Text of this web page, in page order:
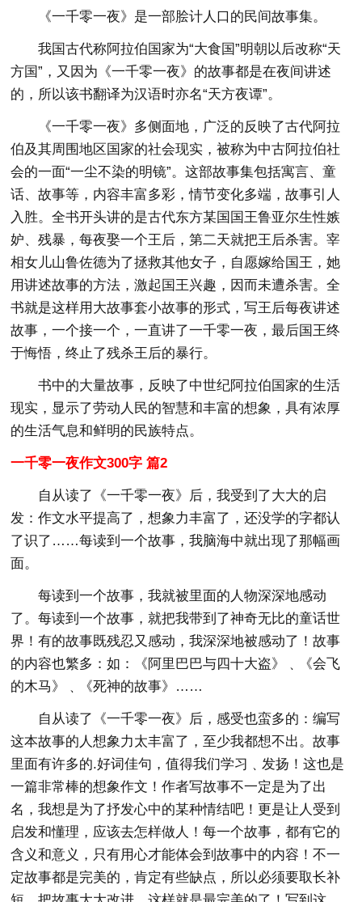
《一千零一夜》是一部脍计人口的民间故事集。
我国古代称阿拉伯国家为“大食国”明朝以后改称“天
方国”，又因为《一千零一夜》的故事都是在夜间讲述
的，所以该书翻译为汉语时亦名“天方夜谭”。
《一千零一夜》多侧面地，广泛的反映了古代阿拉
伯及其周围地区国家的社会现实，被称为中古阿拉伯社
会的一面“一尘不染的明镜”。这部故事集包括寓言、童
话、故事等，内容丰富多彩，情节变化多端，故事引人
入胜。全书开头讲的是古代东方某国国王鲁亚尔生性嫉
妒、残暴，每夜娶一个王后，第二天就把王后杀害。宰
相女儿山鲁佐德为了拯救其他女子，自愿嫁给国王，她
用讲述故事的方法，激起国王兴趣，因而未遭杀害。全
书就是这样用大故事套小故事的形式，写王后每夜讲述
故事，一个接一个，一直讲了一千零一夜，最后国王终
于悔悟，终止了残杀王后的暴行。
书中的大量故事，反映了中世纪阿拉伯国家的生活
现实，显示了劳动人民的智慧和丰富的想象，具有浓厚
的生活气息和鲜明的民族特点。
一千零一夜作文300字 篇2
自从读了《一千零一夜》后，我受到了大大的启
发：作文水平提高了，想象力丰富了，还没学的字都认
了识了……每读到一个故事，我脑海中就出现了那幅画
面。
每读到一个故事，我就被里面的人物深深地感动
了。每读到一个故事，就把我带到了神奇无比的童话世
界！有的故事既残忍又感动，我深深地被感动了！故事
的内容也繁多：如：《阿里巴巴与四十大盗》﹑《会飞
的木马》﹑《死神的故事》……
自从读了《一千零一夜》后，感受也蛮多的：编写
这本故事的人想象力太丰富了，至少我都想不出。故事
里面有许多的.好词佳句，值得我们学习﹑发扬！这也是
一篇非常棒的想象作文！作者写故事不一定是为了出
名，我想是为了抒发心中的某种情结吧！更是让人受到
启发和懂理，应该去怎样做人！每一个故事，都有它的
含义和意义，只有用心才能体会到故事中的内容！不一
定故事都是完美的，肯定有些缺点，所以必须要取长补